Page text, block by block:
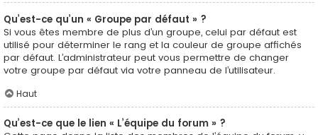
Qu’est-ce qu’un « Groupe par défaut » ?
Si vous êtes membre de plus d’un groupe, celui par défaut est
utilisé pour déterminer le rang et la couleur de groupe affichés
par défaut. L’administrateur peut vous permettre de changer
votre groupe par défaut via votre panneau de l’utilisateur.
Haut
Qu’est-ce que le lien « L’équipe du forum » ?